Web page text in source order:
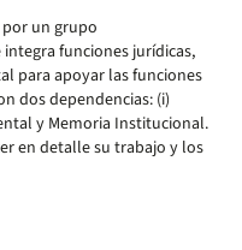
por un grupo
funciones jurídicas,
para apoyar las funciones
dos dependencias: (i)
y Memoria Institucional.
en detalle su trabajo y los